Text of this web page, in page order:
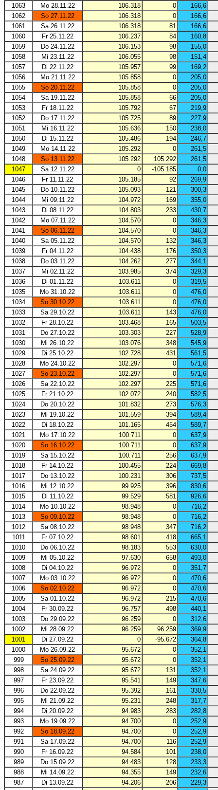
1063
Mo 28.11.22 106.318 0
166,6
1062
So 27.11.22 106.318 0
166,6
1061
Sa 26.11.22 106.318 81
166,6
1060
Fr 25.11.22 106.237 84
160,8
1059
Do 24.11.22 106.153 98
155,0
1058
Mi 23.11.22 106.055 98
151,4
1057
Di 22.11.22 105.957 99
169,2
1056
Mo 21.11.22 105.858 0
205,0
1055
So 20.11.22 105.858 0
205,0
1054
Sa 19.11.22 105.858 66
205,0
1053
Fr 18.11.22 105.792 67
219,9
1052
Do 17.11.22 105.725 89
227,9
1051
Mi 16.11.22 105.636 150
238,0
1050
Di 15.11.22 105.486 194
246,7
1049
Mo 14.11.22 105.292 0
261,5
1048
So 13.11.22 105.292 105.292
261,5
1047
Sa 12.11.22 0 -105.185
0,0
1046
Fr 11.11.22 105.185 92
269,9
1045
Do 10.11.22 105.093 121
300,3
1044
Mi 09.11.22 104.972 169
355,0
1043
Di 08.11.22 104.803 233
430,7
1042
Mo 07.11.22 104.570 0
346,3
1041
So 06.11.22 104.570 0
346,3
1040
Sa 05.11.22 104.570 132
346,3
1039
Fr 04.11.22 104.438 176
350,3
1038
Do 03.11.22 104.262 277
344,1
1037
Mi 02.11.22 103.985 374
329,3
1036
Di 01.11.22 103.611 0
319,5
1035
Mo 31.10.22 103.611 0
476,0
1034
So 30.10.22 103.611 0
476,0
1033
Sa 29.10.22 103.611 143
476,0
1032
Fr 28.10.22 103.468 165
503,5
1031
Do 27.10.22 103.303 227
528,9
1030
Mi 26.10.22 103.076 348
545,9
1029
Di 25.10.22 102.728 431
561,5
1028
Mo 24.10.22 102.297 0
571,6
1027
So 23.10.22 102.297 0
571,6
1026
Sa 22.10.22 102.297 225
571,6
1025
Fr 21.10.22 102.072 240
582,5
1024
Do 20.10.22 101.832 273
576,3
1023
Mi 19.10.22 101.559 394
589,4
1022
Di 18.10.22 101.165 454
589,7
1021
Mo 17.10.22 100.711 0
637,9
1020
So 16.10.22 100.711 0
637,9
1019
Sa 15.10.22 100.711 256
637,9
1018
Fr 14.10.22 100.455 224
669,8
1017
Do 13.10.22 100.231 306
737,5
1016
Mi 12.10.22 99.925 396
830,6
1015
Di 11.10.22 99.529 581
926,6
1014
Mo 10.10.22 98.948 0
716,2
1013
So 09.10.22 98.948 0
716,2
1012
Sa 08.10.22 98.948 347
716,2
1011
Fr 07.10.22 98.601 418
665,1
1010
Do 06.10.22 98.183 553
630,0
1009
Mi 05.10.22 97.630 658
493,0
1008
Di 04.10.22 96.972 0
351,7
1007
Mo 03.10.22 96.972 0
470,6
1006
So 02.10.22 96.972 0
470,6
1005
Sa 01.10.22 96.972 215
470,6
1004
Fr 30.09.22 96.757 498
440,1
1003
Do 29.09.22 96.259 0
312,6
1002
Mi 28.09.22 96.259 96.259
369,9
1001
Di 27.09.22 0 -95.672
364,8
1000
Mo 26.09.22 95.672 0
352,1
999
So 25.09.22 95.672 0
352,1
998
Sa 24.09.22 95.672 131
352,1
997
Fr 23.09.22 95.541 149
347,6
996
Do 22.09.22 95.392 161
330,5
995
Mi 21.09.22 95.231 248
317,7
994
Di 20.09.22 94.983 283
282,8
993
Mo 19.09.22 94.700 0
252,9
992
So 18.09.22 94.700 0
252,9
991
Sa 17.09.22 94.700 116
252,9
990
Fr 16.09.22 94.584 101
238,0
989
Do 15.09.22 94.483 128
233,3
988
Mi 14.09.22 94.355 149
232,6
987
Di 13.09.22 94.206 206
229,3